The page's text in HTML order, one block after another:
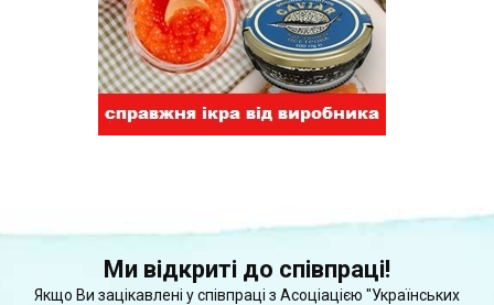
Ми відкриті до співпраці!
Якщо Ви зацікавлені у співпраці з Асоціацією "Українських